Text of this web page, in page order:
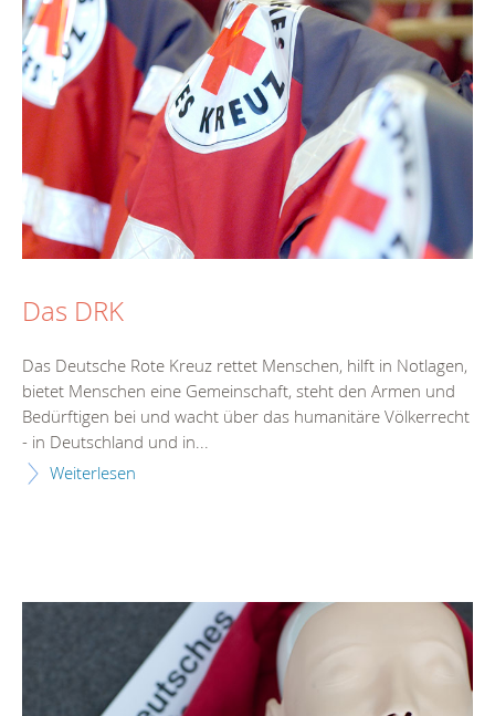
Das DRK
Das Deutsche Rote Kreuz rettet Menschen, hilft in Notlagen,
bietet Menschen eine Gemeinschaft, steht den Armen und
Bedürftigen bei und wacht über das humanitäre Völkerrecht
- in Deutschland und in...
Weiterlesen